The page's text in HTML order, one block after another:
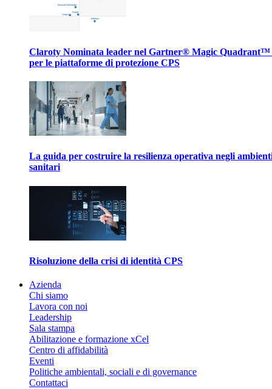
Claroty Nominata leader nel Gartner® Magic Quadrant™
per le piattaforme di protezione CPS
La guida per costruire la resilienza operativa negli
sanitari
Risoluzione della crisi di identità CPS
Azienda
Chi siamo
Lavora con noi
Leadership
Sala stampa
Abilitazione e formazione xCel
Centro di affidabilità
Eventi
Politiche ambientali, sociali e di governance
Contattaci